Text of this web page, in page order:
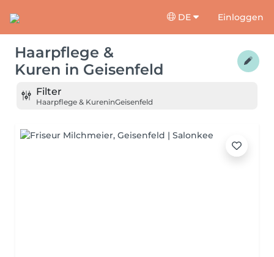
DE Einloggen
Haarpflege &
Kuren in Geisenfeld
Filter
Haarpflege & KureninGeisenfeld